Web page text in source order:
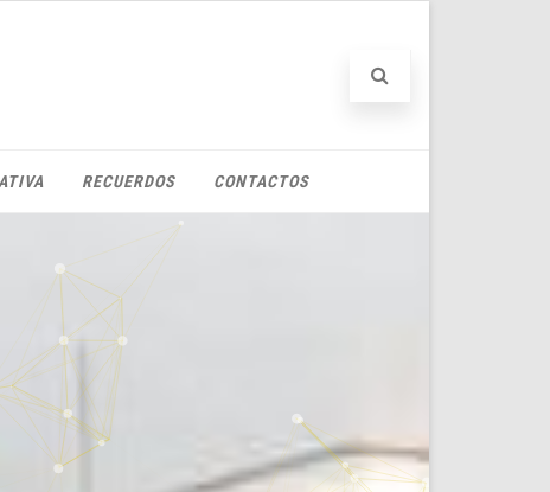
RECUERDOS CONTACTOS